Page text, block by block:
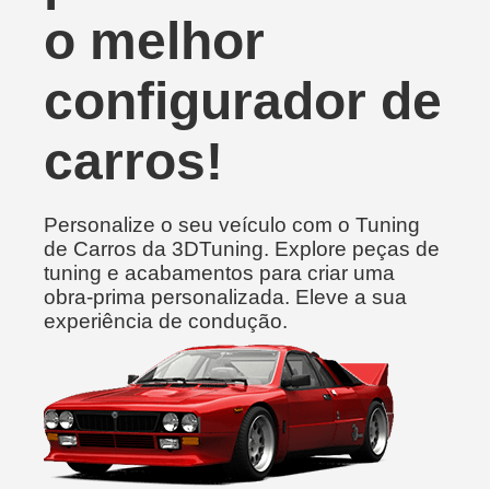
o melhor
configurador de
carros!
Personalize o seu veículo com o Tuning
de Carros da 3DTuning. Explore peças de
tuning e acabamentos para criar uma
obra-prima personalizada. Eleve a sua
experiência de condução.